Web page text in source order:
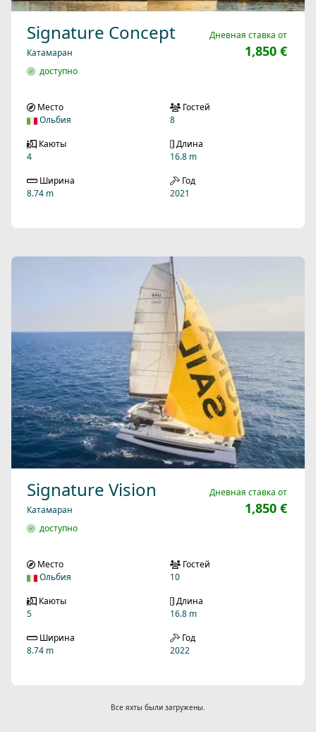
Signature Concept
Катамаран
доступно
Дневная ставка от
1,850 €
Место
Ольбия
Гостей
8
Каюты
4
Длина
16.8 m
Ширина
8.74 m
Год
2021
Signature Vision
Катамаран
доступно
Дневная ставка от
1,850 €
Место
Ольбия
Гостей
10
Каюты
5
Длина
16.8 m
Ширина
8.74 m
Год
2022
Все яхты были загружены.